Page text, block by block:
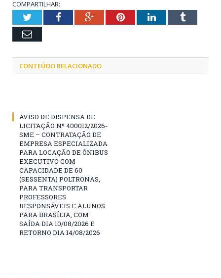
COMPARTILHAR:
TwitterFacebookGoogle+PinterestLinkedInTumblr
Email
CONTEÚDO RELACIONADO
AVISO DE DISPENSA DE
LICITAÇÃO Nº 400012/2026-
SME – CONTRATAÇÃO DE
EMPRESA ESPECIALIZADA
PARA LOCAÇÃO DE ÔNIBUS
EXECUTIVO COM
CAPACIDADE DE 60
(SESSENTA) POLTRONAS,
PARA TRANSPORTAR
PROFESSORES
RESPONSÁVEIS E ALUNOS
PARA BRASÍLIA, COM
SAÍDA DIA 10/08/2026 E
RETORNO DIA 14/08/2026